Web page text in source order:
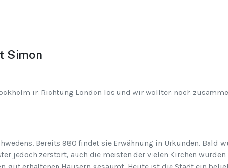
Simon
in Richtung London los und wir wollten noch
Bereits 980 findet sie Erwähnung in Urkunden. Bald
jedoch zerstört, auch die meisten der vielen Kirchen